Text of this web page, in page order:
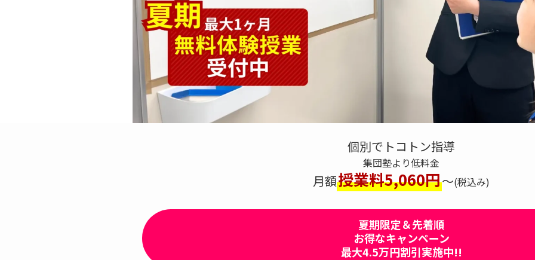
個別でトコトン指導
集団塾より低料金
月額授業料5,060円～(税込み)
夏期限定＆先着順
お得なキャンペーン
最大4.5万円割引実施中!!